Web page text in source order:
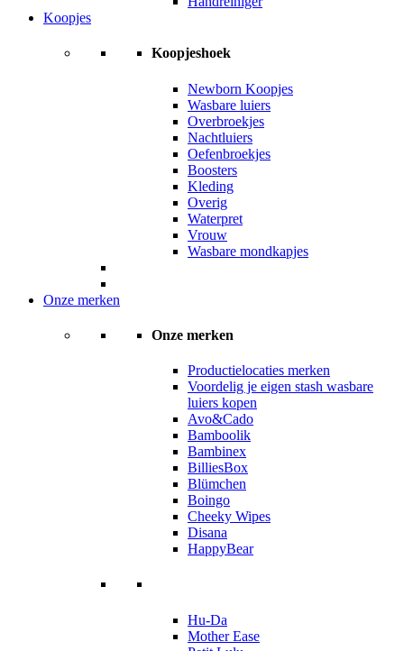
Koopjes
Koopjeshoek
Newborn Koopjes
Wasbare luiers
Overbroekjes
Nachtluiers
Oefenbroekjes
Boosters
Kleding
Overig
Waterpret
Vrouw
Wasbare mondkapjes
Onze merken
Onze merken
Productielocaties merken
Voordelig je eigen stash wasbare
luiers kopen
Avo&Cado
Bamboolik
Bambinex
BilliesBox
Blümchen
Boingo
Cheeky Wipes
Disana
HappyBear
Hu-Da
Mother Ease